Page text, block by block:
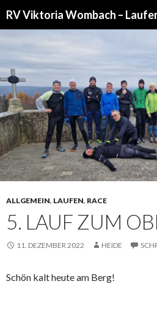
ALLGEMEIN, LAUFEN, RACE
5. LAUF ZUM
11. DEZEMBER 2022 HEIDE
Schön kalt heute am Berg!